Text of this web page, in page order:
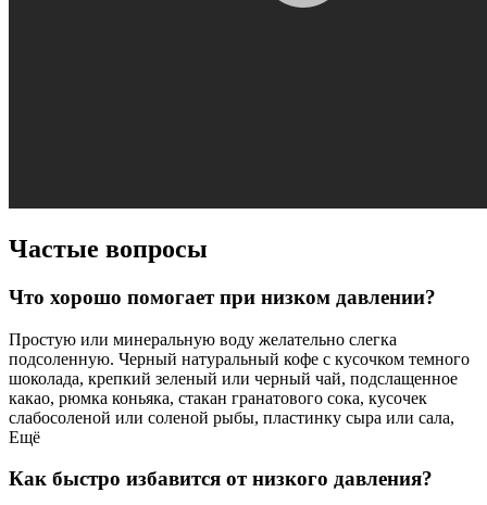
Частые вопросы
Что хорошо помогает при низком давлении?
Простую или минеральную воду желательно слегка
подсоленную. Черный натуральный кофе с кусочком темного
шоколада, крепкий зеленый или черный чай, подслащенное
какао, рюмка коньяка, стакан гранатового сока, кусочек
слабосоленой или соленой рыбы, пластинку сыра или сала,
Ещё
Как быстро избавится от низкого давления?